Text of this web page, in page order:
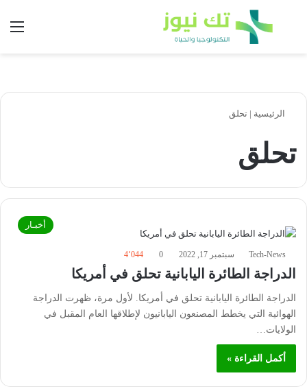
بحث عن
الرئيسية | تحلق
تحلق
أخبـار
Tech-News سبتمبر 17, 2022 0 4٬044
الدراجة الطائرة اليابانية تحلق في أمريكا
الدراجة الطائرة اليابانية تحلق في أمريكا. لأول مرة، ظهرت الدراجة
الهوائية التي يخطط المصنعون اليابانيون لإطلاقها العام المقبل في
الولايات…
أكمل القراءة »